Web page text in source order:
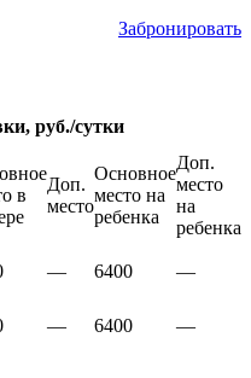
Забронировать
руб./сутки
в
Доп.
место
Основное
место на
ребенка
Доп.
место
на
ребенка
— 6400
—
— 6400 —